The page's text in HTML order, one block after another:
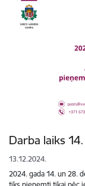
Darba laiks
13.12.2024.
2024. gada 14. un 28.